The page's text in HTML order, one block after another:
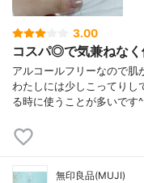
3.00
コスパ◎で気兼ねなく
アルコールフリーなので肌
わたしには少しこってりし
る時に使うことが多いです
無印良品(MUJI)